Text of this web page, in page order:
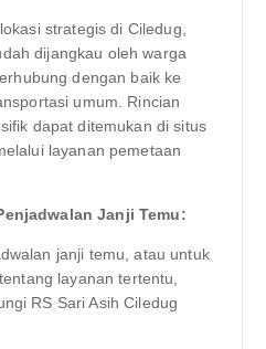
strategis di Ciledug,
dijangkau oleh warga
dengan baik ke
umum. Rincian
dapat ditemukan di situs
layanan pemetaan
Janji Temu:
janji temu, atau untuk
layanan tertentu,
RS Sari Asih Ciledug